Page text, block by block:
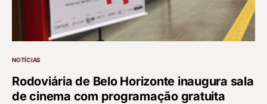
NOTÍCIAS
Rodoviária de Belo Horizonte inaugura sala
de cinema com programação gratuita